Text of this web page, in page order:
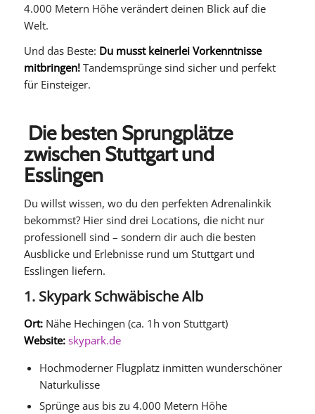
4.000 Metern Höhe verändert deinen Blick auf die
Welt.
Und das Beste: Du musst keinerlei Vorkenntnisse
mitbringen!Tandemsprünge sind sicher und perfekt
für Einsteiger.
Die besten Sprungplätze
zwischen Stuttgart und
Esslingen
Du willst wissen, wo du den perfekten Adrenalinkik
bekommst? Hier sind drei Locations, die nicht nur
professionell sind – sondern dir auch die besten
Ausblicke und Erlebnisse rund um Stuttgart und
Esslingen liefern.
1. SkyparkSchwäbische Alb
Ort:Nähe Hechingen (ca. 1h von Stuttgart)
Website: skypark.de
Hochmoderner Flugplatz inmitten wunderschöner
Naturkulisse
Sprünge aus bis zu 4.000 Metern Höhe